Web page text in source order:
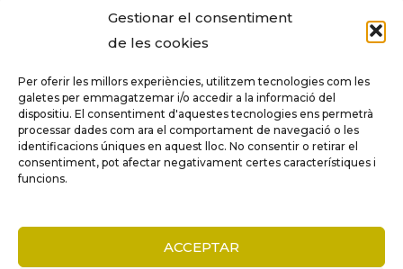
Gestionar el consentiment
de les cookies
Per oferir les millors experiències, utilitzem tecnologies com les
galetes per emmagatzemar i/o accedir a la informació del
dispositiu. El consentiment d'aquestes tecnologies ens permetrà
processar dades com ara el comportament de navegació o les
identificacions úniques en aquest lloc. No consentir o retirar el
consentiment, pot afectar negativament certes característiques i
funcions.
ACCEPTAR
insuficientment coneguts.
Tots els drets reservats a ©Columna
Música.
COMPARE (0)